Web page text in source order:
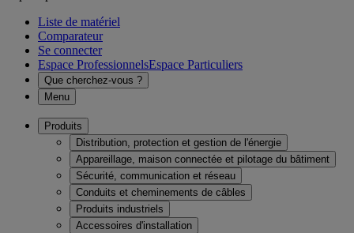
Liste de matériel
Comparateur
Se connecter
Espace ProfessionnelsEspace Particuliers
Que cherchez-vous ?
Menu
Produits
Distribution, protection et gestion de l'énergie
Appareillage, maison connectée et pilotage du bâtiment
Sécurité, communication et réseau
Conduits et cheminements de câbles
Produits industriels
Accessoires d'installation